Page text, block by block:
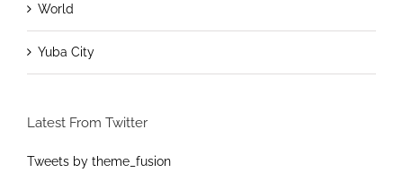
World
Yuba City
Latest From Twitter
Tweets by theme_fusion